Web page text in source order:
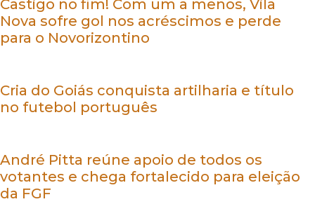
Castigo no fim! Com um a menos, Vila
Nova sofre gol nos acréscimos e perde
para o Novorizontino
Cria do Goiás conquista artilharia e título
no futebol português
André Pitta reúne apoio de todos os
votantes e chega fortalecido para eleição
da FGF